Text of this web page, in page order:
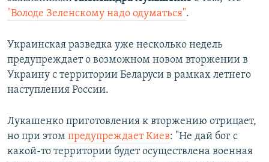
"Володе Зеленскому надо одуматься".
Украинская разведка уже несколько недель
предупреждает о возможном новом вторжении в
Украину с территории Беларуси в рамках летнего
наступления России.
Лукашенко приготовления к вторжению отрицает,
но при этом предупреждает Киев: "Не дай бог с
какой-то территории будет осуществлена военная